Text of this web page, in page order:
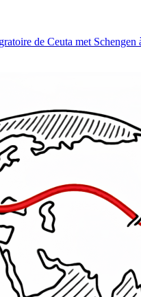
de Ceuta met Schengen